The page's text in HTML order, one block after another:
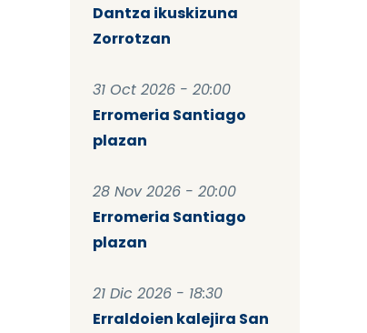
Dantza ikuskizuna
Zorrotzan
31 Oct 2026 - 20:00
Erromeria Santiago
plazan
28 Nov 2026 - 20:00
Erromeria Santiago
plazan
21 Dic 2026 - 18:30
Erraldoien kalejira San